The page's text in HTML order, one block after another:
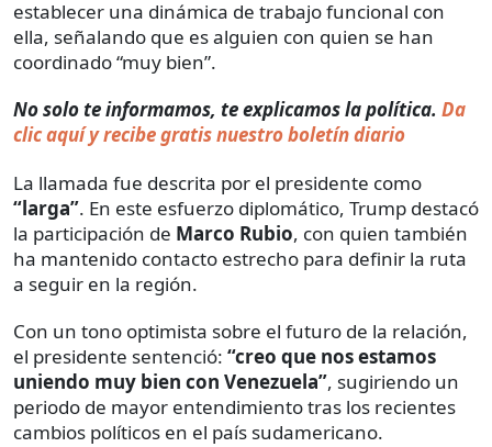
establecer una dinámica de trabajo funcional con
ella, señalando que es alguien con quien se han
coordinado “muy bien”.
No solo te informamos, te explicamos la política. Da
clic aquí y recibe gratis nuestro boletín diario
La llamada fue descrita por el presidente como
“larga”. En este esfuerzo diplomático, Trump destacó
la participación de Marco Rubio, con quien también
ha mantenido contacto estrecho para definir la ruta
a seguir en la región.
Con un tono optimista sobre el futuro de la relación,
el presidente sentenció: “creo que nos estamos
uniendo muy bien con Venezuela”, sugiriendo un
periodo de mayor entendimiento tras los recientes
cambios políticos en el país sudamericano.